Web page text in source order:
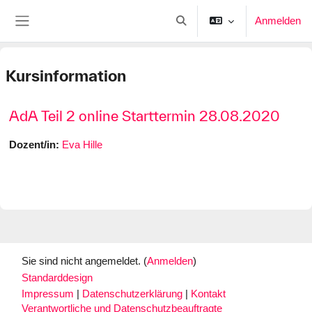
Sucheingabe umschalten
Anmelden
Kursinformation
AdA Teil 2 online Starttermin 28.08.2020
Dozent/in: Eva Hille
Sie sind nicht angemeldet. (Anmelden)
Standarddesign
Impressum
Datenschutzerklärung
Kontakt
Verantwortliche und Datenschutzbeauftragte